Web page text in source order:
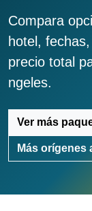
Compara
hotel,
precio total
ngeles.
Ver más
Más orígenes